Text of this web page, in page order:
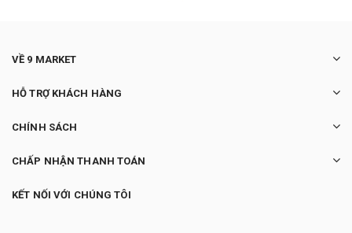
VỀ 9 MARKET
HỖ TRỢ KHÁCH HÀNG
CHÍNH SÁCH
CHẤP NHẬN THANH TOÁN
KẾT NỐI VỚI CHÚNG TÔI